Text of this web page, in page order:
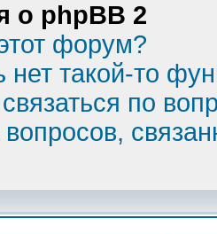
о phpBB 2
форум?
нет такой-то
по
вопросов,